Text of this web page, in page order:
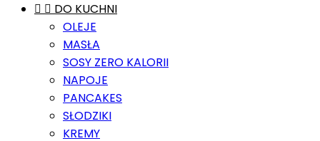
  DO KUCHNI
OLEJE
MASŁA
SOSY ZERO KALORII
NAPOJE
PANCAKES
SŁODZIKI
KREMY